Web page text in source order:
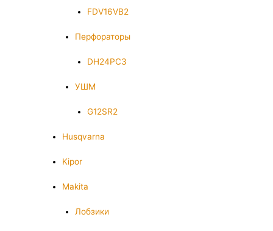
FDV16VB2
Перфораторы
DH24PC3
УШМ
G12SR2
Husqvarna
Kipor
Makita
Лобзики